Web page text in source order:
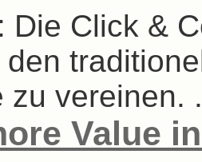
: Die Click &
zu vereinen.
Value